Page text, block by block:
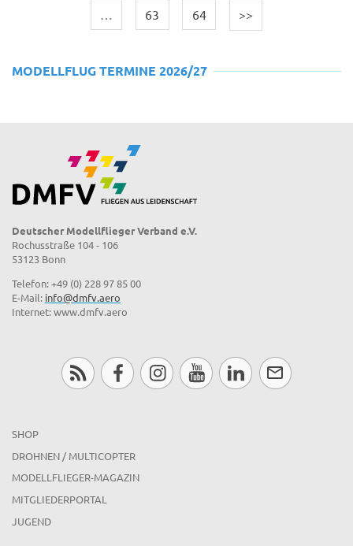
63 64 >>
MODELLFLUG TERMINE 2026/27
Deutscher Modellflieger Verband e.V.
Rochusstraße 104 - 106
53123 Bonn
Telefon: +49 (0) 228 97 85 00
E-Mail: info@dmfv.aero
Internet: www.dmfv.aero
SHOP
DROHNEN / MULTICOPTER
MODELLFLIEGER-MAGAZIN
MITGLIEDERPORTAL
JUGEND